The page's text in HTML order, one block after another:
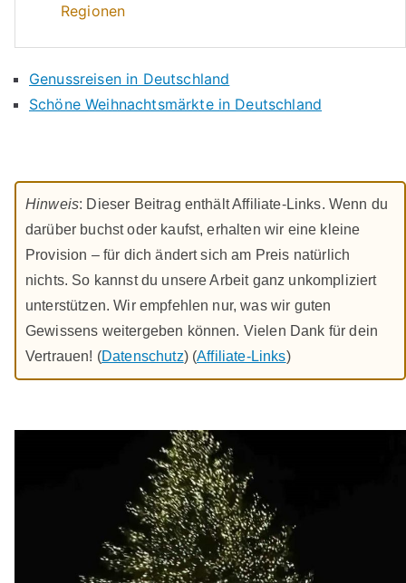
Regionen
Genussreisen in Deutschland
Schöne Weihnachtsmärkte in Deutschland
Hinweis: Dieser Beitrag enthält Affiliate-Links. Wenn du
darüber buchst oder kaufst, erhalten wir eine kleine
Provision – für dich ändert sich am Preis natürlich
nichts. So kannst du unsere Arbeit ganz unkompliziert
unterstützen. Wir empfehlen nur, was wir guten
Gewissens weitergeben können. Vielen Dank für dein
Vertrauen! (Datenschutz) (Affiliate-Links)